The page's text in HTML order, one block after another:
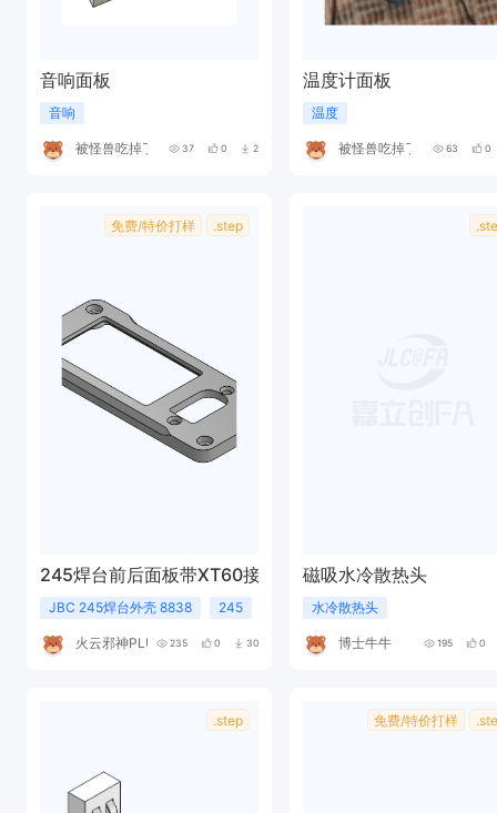
音响面板
音响
被怪兽吃掉了 37 0 2
温度计面板
温度
被怪兽吃掉了 63 0
免费/特价打样 .step
245焊台前后面板带XT60接口
JBC 245焊台外壳 8838 245 JBC245/470
火云邪神PLUS 235 0 30
磁吸水冷散热头
水冷散热头
博士牛牛 195 0
.step 免费/特价打样